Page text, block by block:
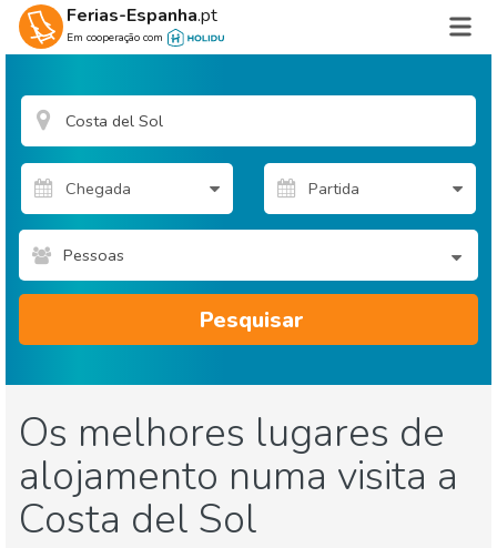
Ferias-Espanha.pt
Em cooperação com
Pessoas
Pesquisar
Os melhores lugares de
alojamento numa visita a
Costa del Sol